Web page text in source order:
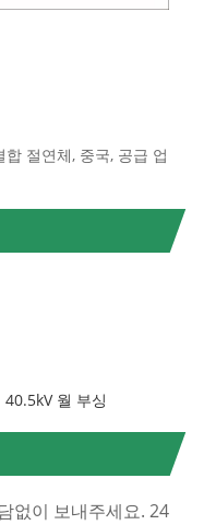
절연체, 중국, 공급 업
40.5kV 월 부싱
없이 보내주세요. 24